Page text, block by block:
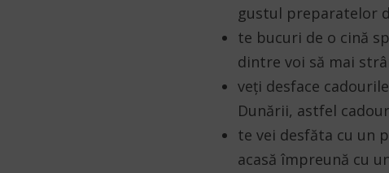
gustul preparatelor
te bucuri de o cină
dintre voi să mai
veți desface
Dunării, astfel
te vei desfăta cu un
acasă împreună cu